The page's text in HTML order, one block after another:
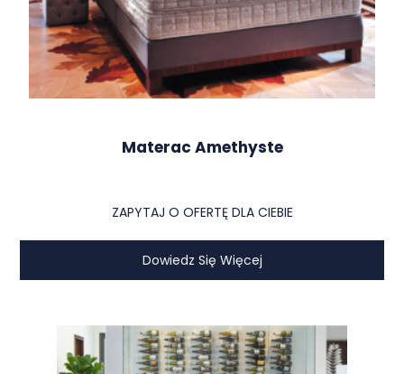
Materac Amethyste
ZAPYTAJ O OFERTĘ DLA CIEBIE
Dowiedz Się Więcej